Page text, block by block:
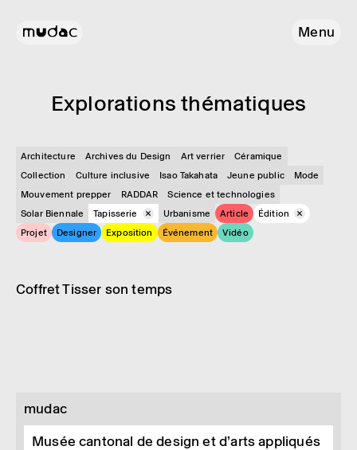
Menu
Explo­ra­tions théma­tiques
Architecture Archives du Design Art verrier
Céramique
Collection
Culture inclusive Isao Takahata Jeune public
Mode
Mouvement prepper
RADDAR
Science et technologies
Solar Biennale
Tapisserie Urbanisme Article
Édition
Projet
Designer Exposition Événement Vidéo
Coffret Tisser son temps
mudac
Musée cantonal de design et d’arts appliqués